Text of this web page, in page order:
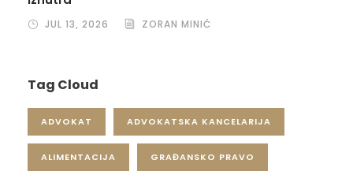
JUL 13, 2026 ZORAN MINIĆ
Tag Cloud
ADVOKAT ADVOKATSKA KANCELARIJA
ALIMENTACIJA GRAĐANSKO PRAVO